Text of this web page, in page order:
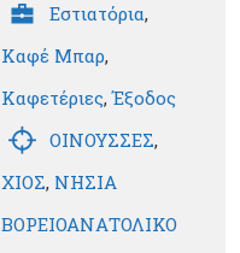
Εστιατόρια,
Καφέ Μπαρ,
Καφετέριες,Έξοδος
ΟΙΝΟΥΣΣΕΣ,
ΧΙΟΣ, ΝΗΣΙΑ
ΒΟΡΕΙΟΑΝΑΤΟΛΙΚΟ